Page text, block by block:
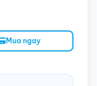
Mua ngay